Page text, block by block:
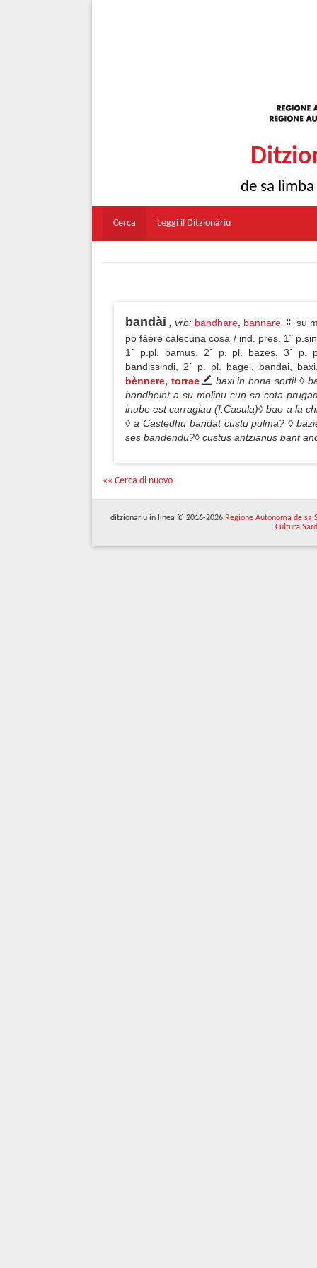
de sa
Cerca Leggi il Ditzionàriu
bandài , vrb: bandhare bannare
su
po fàere calecuna cosa / ind. pres. 1ˆ
1ˆ p.pl. bamus, 2ˆ p. pl. bazes, 3ˆ p.
bandissindi, 2ˆ p. pl. bagei, bandai,
bènnere, torrae
baxi in bona sorti! ◊
bandheint a su molinu cun sa cota
inube est carragiau (I.Casula)◊ bao a la
◊ a Castedhu bandat custu pulma? ◊
ses bandendu?◊ custus antzianus bant
«« Cerca di nuovo
ditzionariu in línea © 2016-2026 Regione Autònoma de sa
Cultura